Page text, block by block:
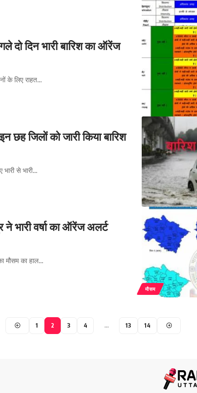
दो दिन भारी बारिश का ऑरेंज
के लिए राहत…
छह जिलों को जारी किया बारिश
से भारी…
मौसम
ने भारी वर्षा का ऑरेंज अलर्ट
मौसम का हाल…
1 2 3 4 … 13 14